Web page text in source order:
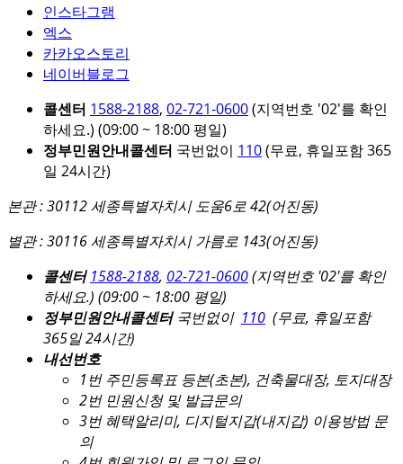
인스타그램
엑스
카카오스토리
네이버블로그
콜센터 1588-2188, 02-721-0600(지역번호 '02'를 확인
하세요.) (09:00 ~ 18:00 평일)
정부민원안내콜센터 국번없이 110(무료, 휴일포함 365
일 24시간)
본관 : 30112 세종특별자치시 도움6로 42(어진동)
별관 : 30116 세종특별자치시 가름로 143(어진동)
콜센터 1588-2188, 02-721-0600(지역번호 '02'를 확인
하세요.) (09:00 ~ 18:00 평일)
정부민원안내콜센터국번없이 110 (무료, 휴일포함
365일 24시간)
내선번호
1번 주민등록표 등본(초본), 건축물대장, 토지대장
2번 민원신청 및 발급문의
3번 혜택알리미, 디지털지갑(내지갑) 이용방법 문
의